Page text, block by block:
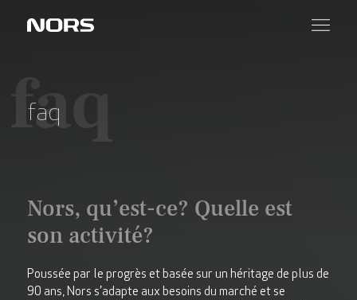
faq
faq
Nors, qu’est-ce? Quelle est
son activité?
Poussée par le progrès et basée sur un héritage de plus de
90 ans, Nors s’adapte aux besoins du marché et se